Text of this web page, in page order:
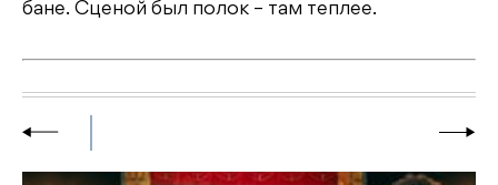
бане. Сценой был полок – там теплее.